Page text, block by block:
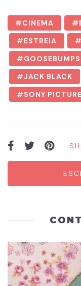
CINEMA
ESTREIA
JACK BLACK
SONY